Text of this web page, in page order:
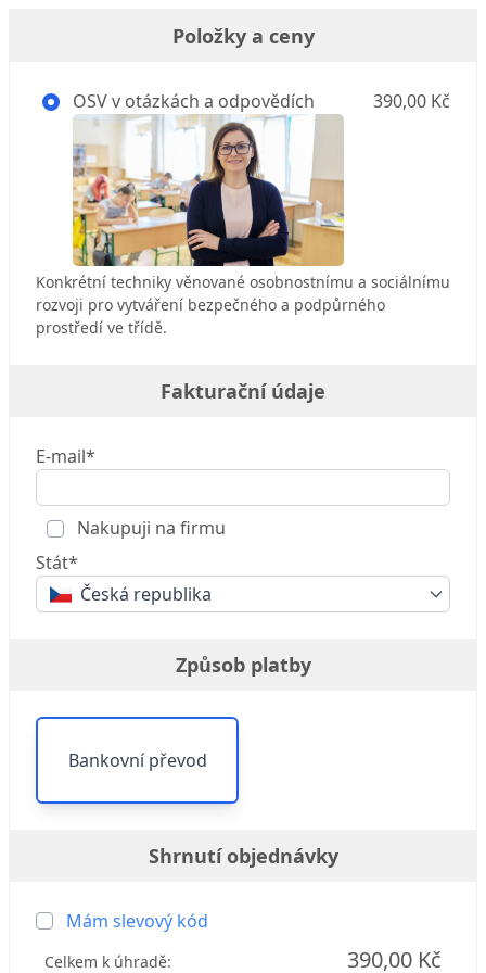
Položky a ceny
OSV v otázkách a odpovědích 390,00 Kč
Konkrétní techniky věnované osobnostnímu a sociálnímu
rozvoji pro vytváření bezpečného a podpůrného
prostředí ve třídě.
Fakturační údaje
E-mail*
Nakupuji na firmu
Stát*
Česká republika
Způsob platby
Bankovní převod
Shrnutí objednávky
Mám slevový kód
Celkem k úhradě: 390,00 Kč